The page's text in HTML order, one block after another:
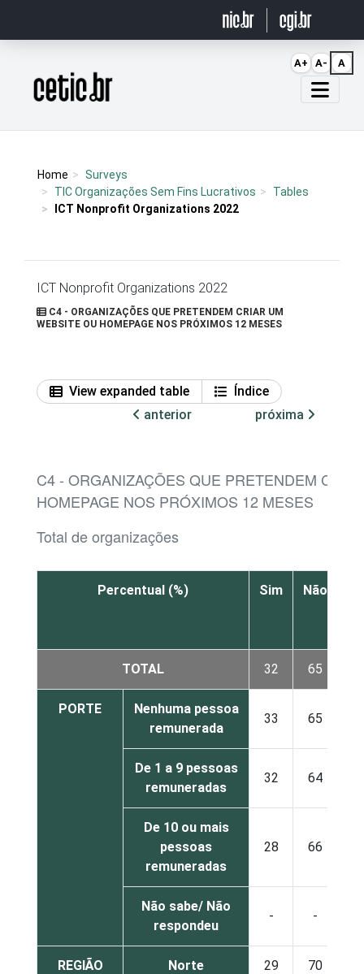
Página inicial
Home
Surveys
TIC Organizações Sem Fins Lucrativos
Tables
ICT Nonprofit Organizations 2022
ICT Nonprofit Organizations 2022
C4 - ORGANIZAÇÕES QUE PRETENDEM CRIAR UM
WEBSITE OU HOMEPAGE NOS PRÓXIMOS 12 MESES
View expanded table
Índice
anterior
próxima
C4 - ORGANIZAÇÕES QUE PRETENDEM
HOMEPAGE NOS PRÓXIMOS 12 MESES
Total de organizações
Percentual (%) Sim Não
TOTAL 32 65
PORTE
Nenhuma pessoa
remunerada
33 65
De 1 a 9 pessoas
remuneradas
32 64
De 10 ou mais
pessoas
remuneradas
28 66
Não sabe/ Não
respondeu
- -
REGIÃO Norte 29 70
A+ A- A